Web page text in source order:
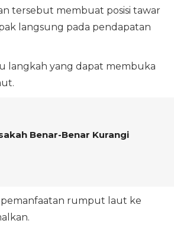
tersebut membuat posisi tawar
langsung pada pendapatan
langkah yang dapat membuka
Benar-Benar Kurangi
rumput laut ke